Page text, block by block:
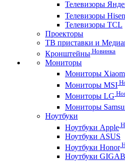
Телевизоры
Телевизоры
Телевизоры TCL
Проекторы
ТВ приставки и
Кронштейны Новинка
Мониторы
Мониторы
Мониторы MSI
Мониторы LG
Мониторы
Ноутбуки
Ноутбуки Apple
Ноутбуки ASUS
Ноутбуки Honor
Ноутбуки